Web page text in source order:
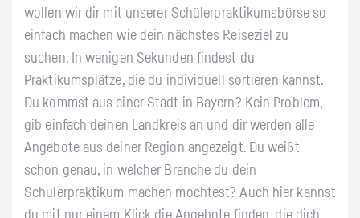
wollen wir dir mit unserer Schülerpraktikumsbörse so
einfach machen wie dein nächstes Reiseziel zu
suchen. In wenigen Sekunden findest du
Praktikumsplätze, die du individuell sortieren kannst.
Du kommst aus einer Stadt in Bayern? Kein Problem,
gib einfach deinen Landkreis an und dir werden alle
Angebote aus deiner Region angezeigt. Du weißt
schon genau, in welcher Branche du dein
Schülerpraktikum machen möchtest? Auch hier kannst